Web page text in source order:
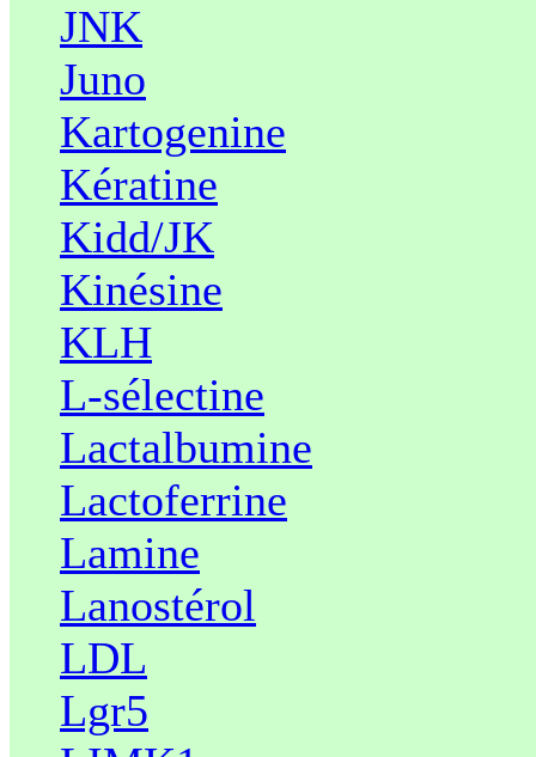
JNK
Juno
Kartogenine
Kératine
Kidd/JK
Kinésine
KLH
L-sélectine
Lactalbumine
Lactoferrine
Lamine
Lanostérol
LDL
Lgr5